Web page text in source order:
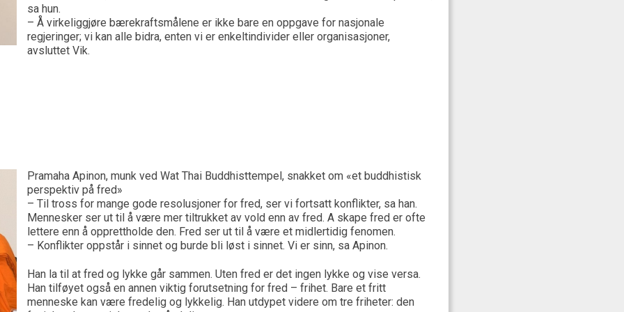
sa hun.
– Å virkeliggjøre bærekraftsmålene er ikke bare en oppgave for nasjonale
regjeringer; vi kan alle bidra, enten vi er enkeltindivider eller organisasjoner,
avsluttet Vik.
Pramaha Apinon, munk ved Wat Thai Buddhisttempel, snakket om «et buddhistisk
perspektiv på fred»
– Til tross for mange gode resolusjoner for fred, ser vi fortsatt konflikter, sa han.
Mennesker ser ut til å være mer tiltrukket av vold enn av fred. A skape fred er ofte
lettere enn å opprettholde den. Fred ser ut til å være et midlertidig fenomen.
– Konflikter oppstår i sinnet og burde bli løst i sinnet. Vi er sinn, sa Apinon.
Han la til at fred og lykke går sammen. Uten fred er det ingen lykke og vise versa.
Han tilføyet også en annen viktig forutsetning for fred – frihet. Bare et fritt
menneske kan være fredelig og lykkelig. Han utdypet videre om tre friheter: den